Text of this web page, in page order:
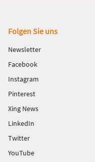
Fußbereich
Folgen Sie uns
Newsletter
Facebook
Instagram
Pinterest
Xing News
LinkedIn
Twitter
YouTube